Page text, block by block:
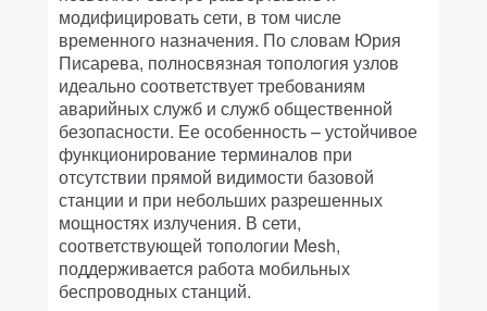
модифицировать сети, в том числе
временного назначения. По словам Юрия
Писарева, полносвязная топология узлов
идеально соответствует требованиям
аварийных служб и служб общественной
безопасности. Ее особенность – устойчивое
функционирование терминалов при
отсутствии прямой видимости базовой
станции и при небольших разрешенных
мощностях излучения. В сети,
соответствующей топологии Mesh,
поддерживается работа мобильных
беспроводных станций.